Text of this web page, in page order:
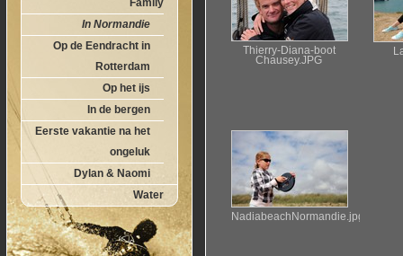
Thierry-Diana-boot
Chausey.JPG
NadiabeachNormandie.jpg
Family
In Normandie
Op de Eendracht in
Rotterdam
Op het ijs
In de bergen
Eerste vakantie na het
ongeluk
Dylan & Naomi
Water